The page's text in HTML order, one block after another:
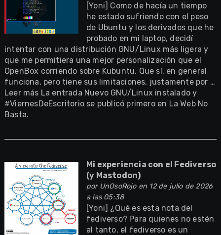
[Yoni] Como de hacía un tiempo
he estado sufriendo con el peso
de Ubuntu y los derivados que he
probado en mi laptop, decidí
intentar con una distribución GNU/Linux más ligera y
que me permitiera una mejor personalización que el
OpenBox corriendo sobre Kubuntu. Que sí, en general
funciona, pero tiene sus limitaciones, justamente por …
Leer más La entrada Nuevo GNU/Linux instalado y
#ViernesDeEscritorio se publicó primero en La Web No
Basta.
Mi experiencia con el Fediverso
(y Mastodon)
por UnOsoRojoen 12 de julio de 2026
a las 05:38
[Yoni] ¿Qué es esta nota del
fediverso? Para quienes no estén
al tanto, el fediverso es un